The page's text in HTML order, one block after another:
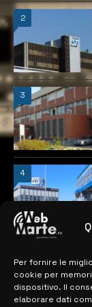
Per fornire le
cookie per
dispositivo. Il
elaborare dati
2
3
4
MAPPA DEL
> NOTIZIE